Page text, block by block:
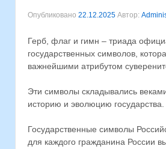
Опубликовано 22.12.2025 Автор:
Герб, флаг и гимн – триада
государственных символов,
важнейшими атрибутом
Эти символы складывались
историю и эволюцию государства.
Государственные символы
для каждого гражданина России